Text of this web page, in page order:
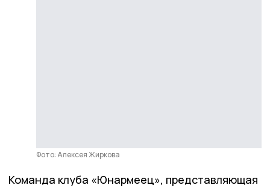
Фото: Алексея Жиркова
Команда клуба «Юнармеец», представляющая